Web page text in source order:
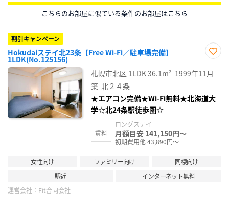
こちらのお部屋に似ている条件のお部屋はこちら
割引キャンペーン
Hokudaiステイ北23条【Free Wi-Fi／駐車場完備】
1LDK(No.125156)
に入
り登
札幌市北区 1LDK36.1m² 1999年11月
築 北２４条
★エアコン完備★Wi-Fi無料★北海道大
学☆北24条駅徒歩圏☆
賃料
ロングステイ
月額目安 141,150円～
初期費用他 43,890円～
女性向け ファミリー向け
同棲向け
駅近
インターネット無料
運営会社： Fit合同会社